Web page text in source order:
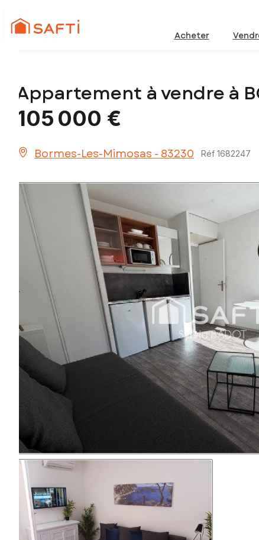
Acheter
Appartement à vendre à
105 000 €
Bormes-Les-Mimosas - 83230 Réf 1682247